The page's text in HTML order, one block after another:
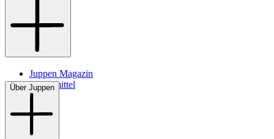
Juppen Magazin
Pflegemittel
Über Juppen